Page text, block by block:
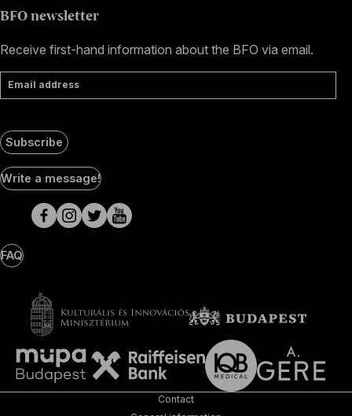
BFO newsletter
Receive first-hand information about the BFO via email.
Email address
Subscribe
Social
Media
pages
Write a message!
FAQ
Contact